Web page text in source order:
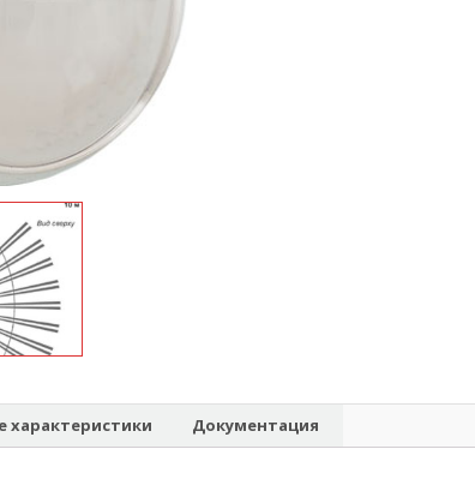
характеристики Документация